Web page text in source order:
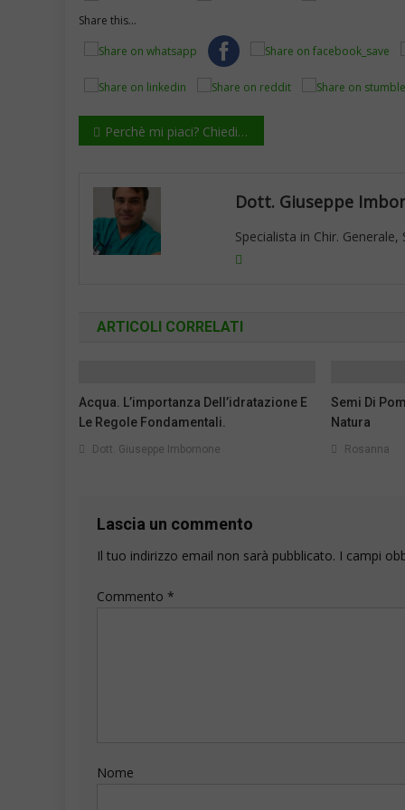
Share this...
Navigazione
Perchè mi piaci? Chiedilo ai NEUROTRASMETTITORI
Dott. Giuseppe
Specialista in Chir.
ARTICOLI CORRELATI
Acqua. L’importanza Dell’idratazione E
Le Regole Fondamentali.
Dott. Giuseppe Imbornone
Semi Di
Natura
Rosanna
Lascia un commento
Il tuo indirizzo email non sarà pubblicato. I campi
Commento *
Nome